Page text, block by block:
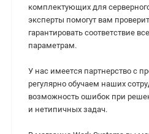
комплектующих для
эксперты помогут вам
гарантировать соответствие
параметрам.
У нас имеется партнерство с
регулярно обучаем наших
возможность ошибок при
и нетипичных задач.